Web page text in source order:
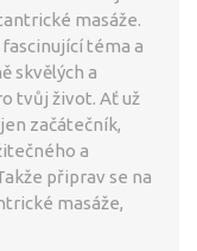
masáže.
téma a
skvělých a
tvůj život. Ať už
začátečník,
a
připrav se na
masáže,